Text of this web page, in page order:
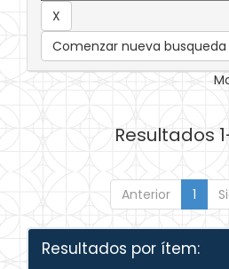
Comenzar nueva busqueda
Resultados
Anterior 1
Resultados por ítem: